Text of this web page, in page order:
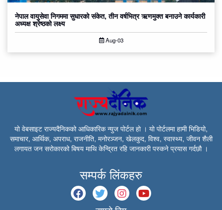
नेपाल वायुसेवा निगममा सुधारको संकेत, तीन वर्षभित्र ऋणमुक्त बनाउने कार्यकारी
अध्यक्ष श्रेष्ठको लक्ष्य
Aug-03
यो वेबसाइट राज्यदैनिकको आधिकारिक न्युज पोर्टल हो । यो पोर्टलमा हामी भिडियो,
समाचार, आर्थिक, अपराध, राजनीति, मनोरञ्जन, खेलकुद, विश्व, स्वास्थ्य, जीवन शैली
लगायत जन सरोकारको बिषय माथि केन्द्रित रहि जानकारी पस्कने प्रयास गर्दछौ ।
सम्पर्क लिंकहरु